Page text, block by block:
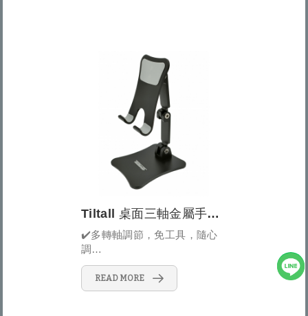
Tiltall 桌面三軸金屬手機支架
✔️多轉軸調節，免工具，隨心
調
✔️鋁合金一體成...
READ MORE